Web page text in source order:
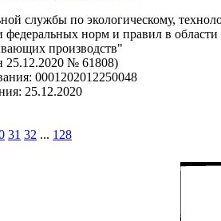
службы по экологическому,
норм и правил в
производств"
25.12.2020 № 61808)
0001202012250048
25.12.2020
31 32 ... 128